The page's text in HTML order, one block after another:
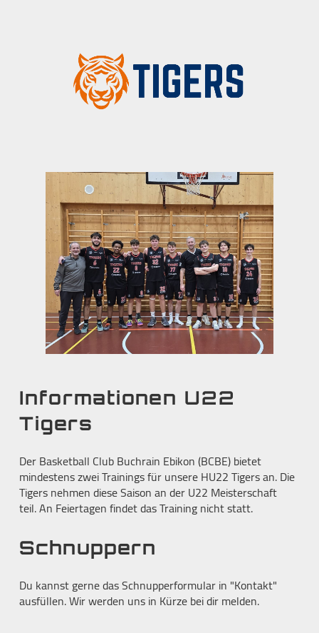
Informationen U22
Tigers
Der Basketball Club Buchrain Ebikon (BCBE) bietet
mindestens zwei Trainings für unsere HU22 Tigers an. Die
Tigers nehmen diese Saison an der U22 Meisterschaft
teil. An Feiertagen findet das Training nicht statt.
Schnuppern
Du kannst gerne das Schnupperformular in "Kontakt"
ausfüllen. Wir werden uns in Kürze bei dir melden.